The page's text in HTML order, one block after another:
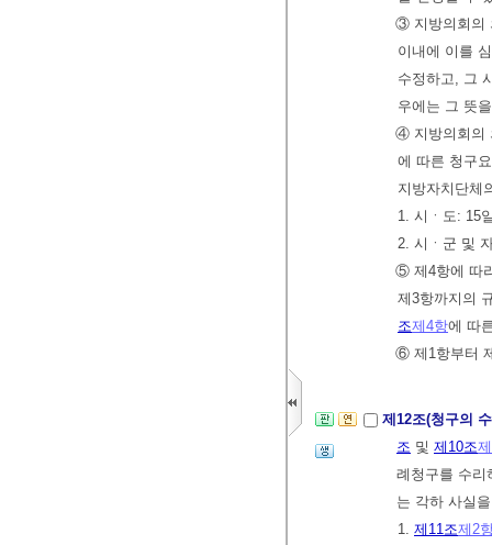
③ 지방의회의
이내에 이를
수정하고, 그
우에는 그 뜻
④ 지방의회의
에 따른 청구
지방자치단체
1. 시ㆍ도: 15
2. 시ㆍ군 및
⑤ 제4항에 따
제3항까지의
조제4항에 따
⑥ 제1항부터
제12조(청구의
조 및 제10조
례청구를 수리
는 각하 사실
1. 제11조제2